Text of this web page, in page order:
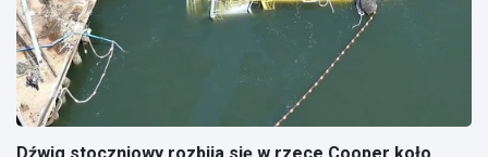
Dźwig stoczniowy rozbija się w rzece Cooper koło